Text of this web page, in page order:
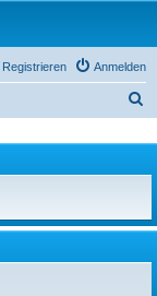
Anmelden
Registrieren
h